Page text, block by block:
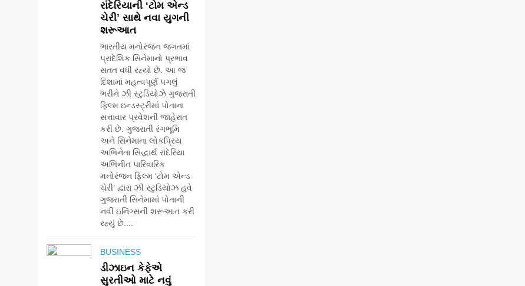
રાંદેરિયાની ‘ટોમ એન્ડ
ચેરી’ સાથે નવા યુગની
શરૂઆત
ભારતીય મનોરંજન જગતમાં
પ્રાદેશિક સિનેમાનો પ્રભાવ
સતત વધી રહ્યો છે. આ જ
દિશામાં મહત્વપૂર્ણ પગલું
ભરીને ઝી સ્ટુડિયોઝે ગુજરાતી
ફિલ્મ ઇન્ડસ્ટ્રીમાં પોતાના
સત્તાવાર પ્રવેશની જાહેરાત
કરી છે. ગુજરાતી રંગભૂમિ
અને સિનેમાના લોકપ્રિય
અભિનેતા સિદ્ધાર્થ રાંદેરિયા
અભિનીત પારિવારિક
મનોરંજન ફિલ્મ ‘ટોમ એન્ડ
ચેરી’ દ્વારા ઝી સ્ટુડિયોઝ હવે
ગુજરાતી સિનેમામાં પોતાની
નવી ઇનિંગ્સની શરૂઆત કરી
રહ્યું છે....
BUSINESS
ડીઝાઇન કેફેએ
સુરતીઓ માટે નવું